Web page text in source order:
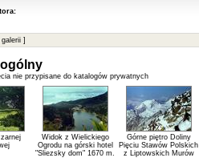
]
nie przypisane do katalogów prywatnych
Widok z Wielickiego
Ogrodu na górski hotel
"Sliezsky dom" 1670 m.
Górne piętro Doliny
Pięciu Stawów Polskich
z Liptowskich Murów